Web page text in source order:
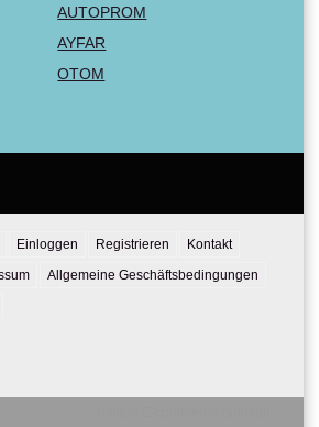
AUTOPROM
AYFAR
OTOM
Einloggen Registrieren
Kontakt
Allgemeine Geschäftsbedingungen